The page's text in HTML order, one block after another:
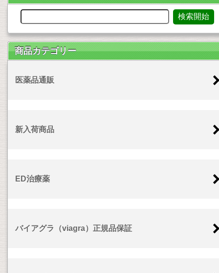
商品カテゴリー
医薬品通販
新入荷商品
ED治療薬
バイアグラ（viagra）正規品保証